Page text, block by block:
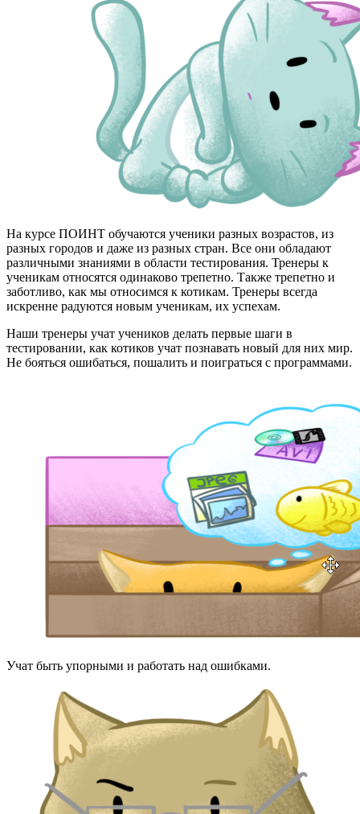
На курсе ПОИНТ обучаются ученики разных возрастов, из
разных городов и даже из разных стран. Все они обладают
различными знаниями в области тестирования. Тренеры к
ученикам относятся одинаково трепетно. Также трепетно и
заботливо, как мы относимся к котикам. Тренеры всегда
искренне радуются новым ученикам, их успехам.
Наши тренеры учат учеников делать первые шаги в
тестировании, как котиков учат познавать новый для них мир.
Не бояться ошибаться, пошалить и поиграться с программами.
Учат быть упорными и работать над ошибками.